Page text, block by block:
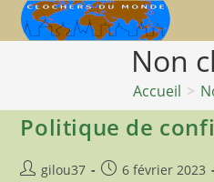
Non
Accueil >
Politique de
Auteur/autrice
gilou37
Publication
6 février 2023